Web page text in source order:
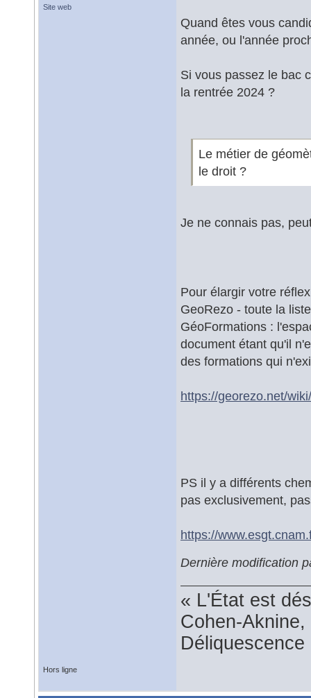
Site web
Quand êtes vous
année, ou l'année
Si vous passez le bac
la rentrée 2024 ?
Le métier de
le droit ?
Je ne connais pas,
Pour élargir votre
GeoRezo - toute la
GéoFormations :
document étant qu'il
des formations qui
https://georezo.net/
PS il y a différents
pas exclusivement,
https://
Dernière modification
« L'État est
Cohen-
Hors ligne